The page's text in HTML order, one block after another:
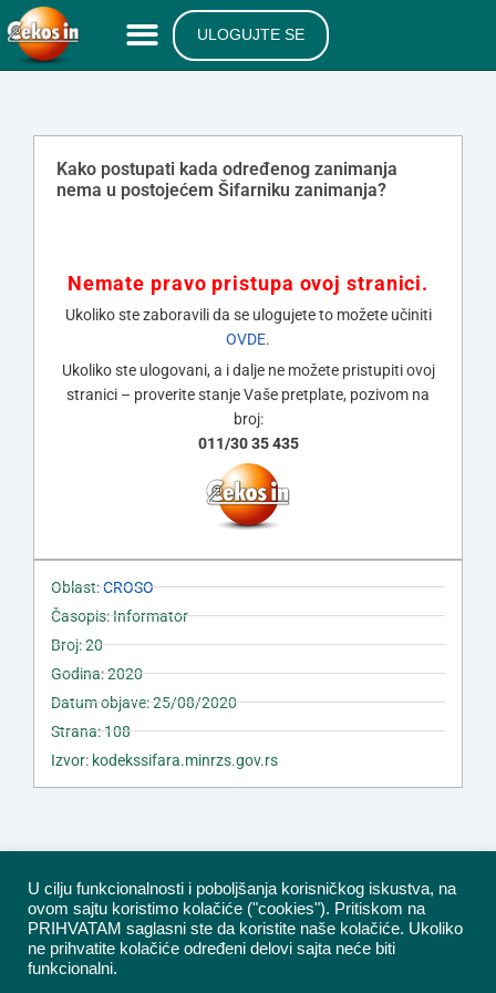
ULOGUJTE SE
Kako postupati kada određenog zanimanja
nema u postojećem Šifarniku zanimanja?
Nemate pravo pristupa ovoj stranici.
Ukoliko ste zaboravili da se ulogujete to možete učiniti
OVDE.
Ukoliko ste ulogovani, a i dalje ne možete pristupiti ovoj
stranici – proverite stanje Vaše pretplate, pozivom na
broj:
011/30 35 435
Oblast:CROSO
Časopis: Informator
Broj: 20
Godina: 2020
Datum objave: 25/08/2020
Strana: 108
Izvor: kodekssifara.minrzs.gov.rs
U cilju funkcionalnosti i poboljšanja korisničkog iskustva, na
ovom sajtu koristimo kolačiće ("cookies"). Pritiskom na
PRIHVATAM saglasni ste da koristite naše kolačiće. Ukoliko
ne prihvatite kolačiće određeni delovi sajta neće biti
funkcionalni.